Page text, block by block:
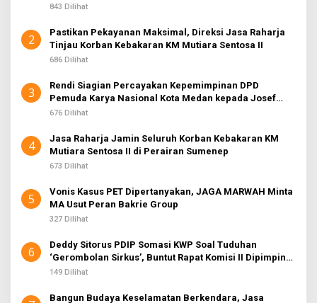
843 Dilihat
2
Pastikan Pekayanan Maksimal, Direksi Jasa Raharja
Tinjau Korban Kebakaran KM Mutiara Sentosa II
686 Dilihat
3
Rendi Siagian Percayakan Kepemimpinan DPD
Pemuda Karya Nasional Kota Medan kepada Josef
Sembiring
676 Dilihat
4
Jasa Raharja Jamin Seluruh Korban Kebakaran KM
Mutiara Sentosa II di Perairan Sumenep
673 Dilihat
5
Vonis Kasus PET Dipertanyakan, JAGA MARWAH Minta
MA Usut Peran Bakrie Group
327 Dilihat
6
Deddy Sitorus PDIP Somasi KWP Soal Tuduhan
‘Gerombolan Sirkus’, Buntut Rapat Komisi II Dipimpin
Sufmi Dasco Ahmad
149 Dilihat
Bangun Budaya Keselamatan Berkendara, Jasa